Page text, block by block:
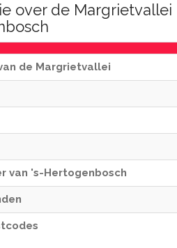
over de Margrietvallei
de Margrietvallei
van 's-Hertogenbosch